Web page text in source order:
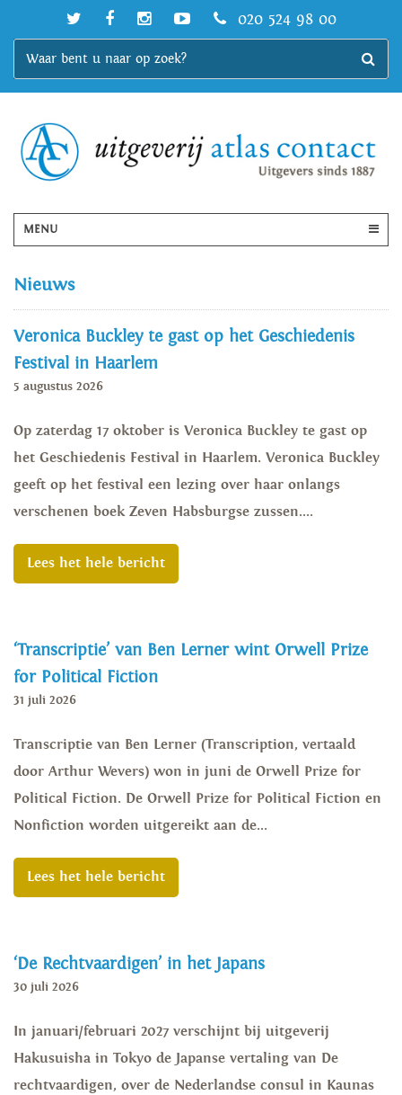
020 524 98 00
MENU
Nieuws
Veronica Buckley te gast op het Geschiedenis
Festival in Haarlem
5 augustus 2026
Op zaterdag 17 oktober is Veronica Buckley te gast op
het Geschiedenis Festival in Haarlem. Veronica Buckley
geeft op het festival een lezing over haar onlangs
verschenen boek Zeven Habsburgse zussen....
Lees het hele bericht
‘Transcriptie’ van Ben Lerner wint Orwell Prize
for Political Fiction
31 juli 2026
Transcriptie van Ben Lerner (Transcription, vertaald
door Arthur Wevers) won in juni de Orwell Prize for
Political Fiction. De Orwell Prize for Political Fiction en
Nonfiction worden uitgereikt aan de...
Lees het hele bericht
‘De Rechtvaardigen’ in het Japans
30 juli 2026
In januari/februari 2027 verschijnt bij uitgeverij
Hakusuisha in Tokyo de Japanse vertaling van De
rechtvaardigen, over de Nederlandse consul in Kaunas